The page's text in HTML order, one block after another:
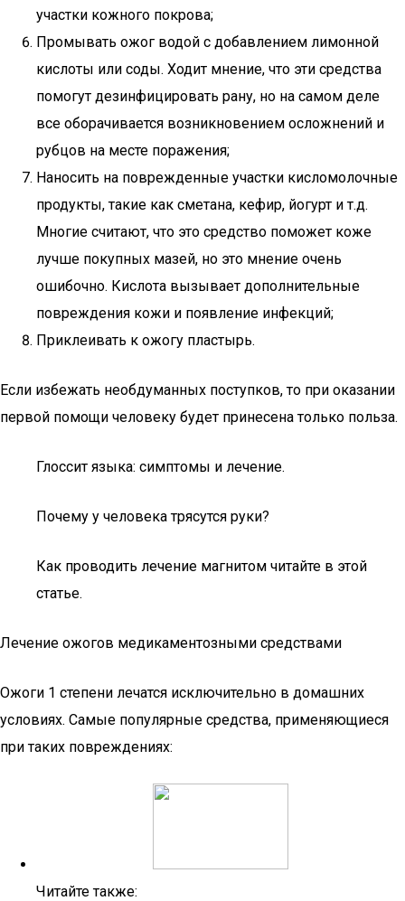
участки кожного покрова;
Промывать ожог водой с добавлением лимонной
кислоты или соды. Ходит мнение, что эти средства
помогут дезинфицировать рану, но на самом деле
все оборачивается возникновением осложнений и
рубцов на месте поражения;
Наносить на поврежденные участки кисломолочные
продукты, такие как сметана, кефир, йогурт и т.д.
Многие считают, что это средство поможет коже
лучше покупных мазей, но это мнение очень
ошибочно. Кислота вызывает дополнительные
повреждения кожи и появление инфекций;
Приклеивать к ожогу пластырь.
Если избежать необдуманных поступков, то при оказании
первой помощи человеку будет принесена только польза.
Глоссит языка: симптомы и лечение.
Почему у человека трясутся руки?
Как проводить лечение магнитом читайте в этой
статье.
Лечение ожогов медикаментозными средствами
Ожоги 1 степени лечатся исключительно в домашних
условиях. Самые популярные средства, применяющиеся
при таких повреждениях:
Читайте также: